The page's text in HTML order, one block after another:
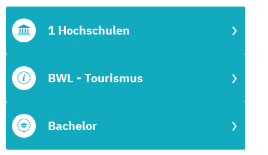
Bachelor
BWL - Tourismus
1 Hochschulen